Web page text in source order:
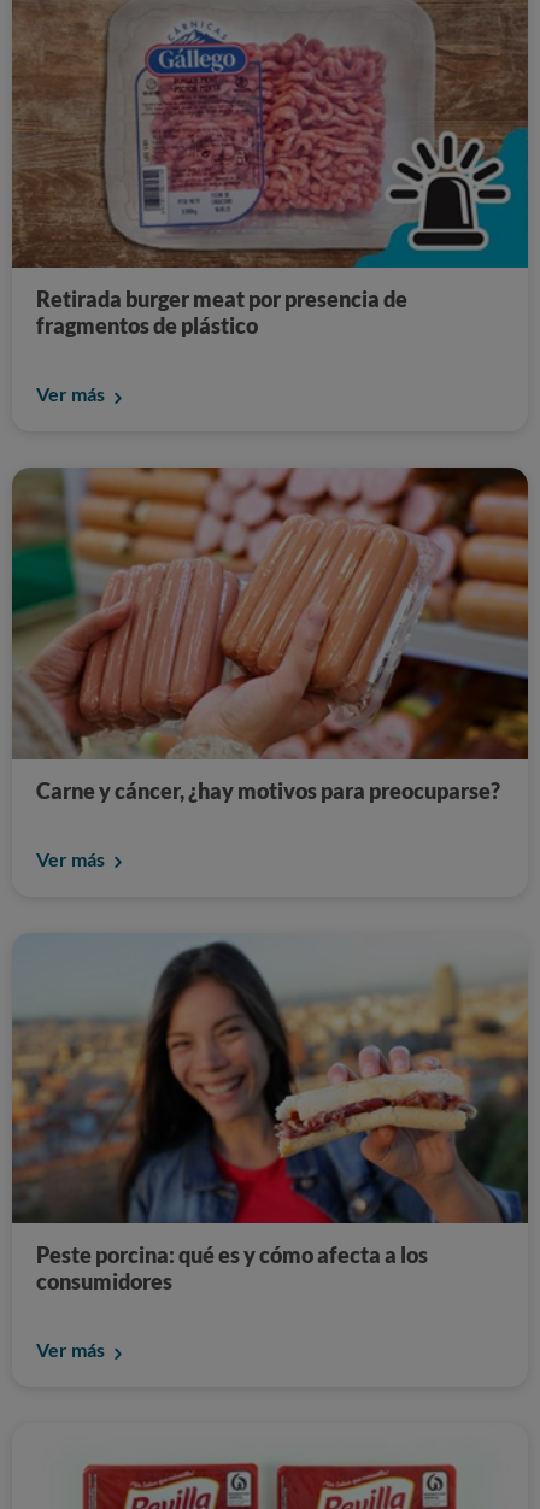
Retirada burger meat por presencia de
fragmentos de plástico
Ver más
Carne y cáncer, ¿hay motivos para preocuparse?
Ver más
Peste porcina: qué es y cómo afecta a los
consumidores
Ver más